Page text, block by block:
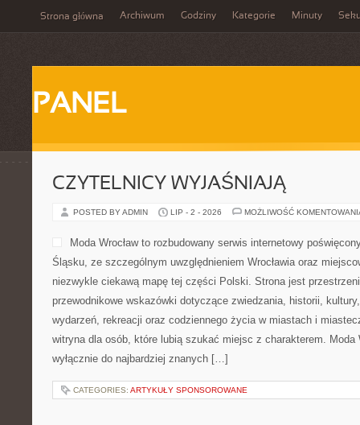
Strona główna Archiwum Godziny Kategorie Minuty
PANEL
CZYTELNICY WYJAŚNIAJĄ
POSTED BY ADMIN LIP - 2 - 2026 MOŻLIWOŚĆ
Moda Wrocław to rozbudowany serwis internetowy
Śląsku, ze szczególnym uwzględnieniem Wrocławia oraz
niezwykle ciekawą mapę tej części Polski. Strona jest
przewodnikowe wskazówki dotyczące zwiedzania, historii,
wydarzeń, rekreacji oraz codziennego życia w miastach i
witryna dla osób, które lubią szukać miejsc z charakterem. Moda
wyłącznie do najbardziej znanych […]
CATEGORIES: ARTYKUŁY SPONSOROWANE